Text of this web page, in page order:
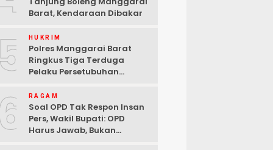
Barat, Kendaraan Dibakar
HUKRIM
Polres Manggarai Barat
Ringkus Tiga Terduga
Pelaku Persetubuhan
Bajo
RAGAM
Soal OPD Tak Respon Insan
Pers, Wakil Bupati: OPD
Harus Jawab, Bukan